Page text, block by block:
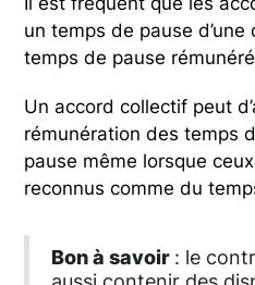
un temps de pause
temps de pause
Un accord collectif peut
rémunération des temps
pause même lorsque
reconnus comme du
Bon à savoir : le